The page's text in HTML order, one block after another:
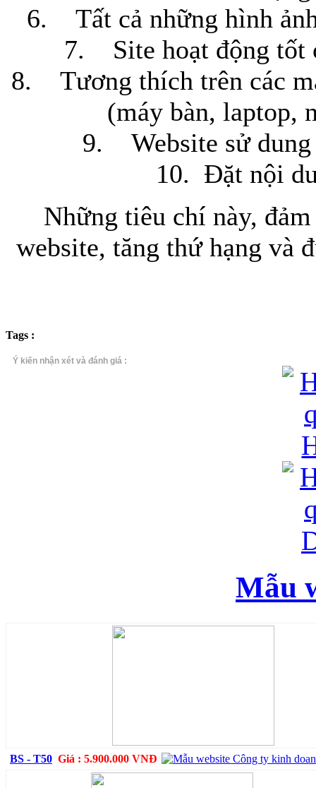
6. Tất cả những hình
7. Site hoạt động tốt
8. Tương thích trên các
(máy bàn, laptop,
9. Website sử dung
10. Đặt nội
Những tiêu chí này,
website, tăng thứ hạng và
Tags :
Ý kiến nhận xét và đánh giá :
Mẫu
BS - T50 Giá : 5.900.000 VNĐ